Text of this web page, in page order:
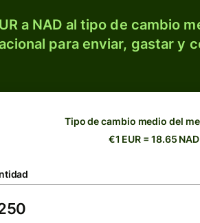
a NAD al tipo de cambio
para enviar, gastar y
Tipo de cambio medio del
€1 EUR = 18.65 NAD